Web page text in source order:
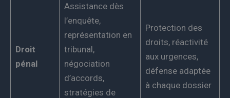
Droit
pénal
Assistance dès
l’enquête,
représentation en
tribunal,
négociation
d’accords,
stratégies de
Protection des
droits, réactivité
aux urgences,
défense adaptée
à chaque dossier